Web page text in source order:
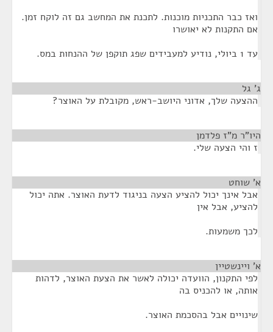
ואז כבר התכניות מוכנות. לתכנת את המחשב גם זה לוקח זמן.
אם התקנות לא יאושרו
עד 1 ביולי, נודיע למעבידים שפג תוקפן של ההנחות במס.
ג' גל
ההצעה שלך, אדוני היושב-ראש, מקובלת על האוצר?
היו"ר מ"ז פלדמן
ז והי הצעה שלי.
א' שוחט
אבל אינך יכול להציע הצעה בניגוד לדעת האוצר. אתה יכול
להציע, אבל אין
לכך משמעות.
א' ויינשטיין
לפי התקנון, הוועדה יכולה לאשר את הצעת האוצר, לדהות
אותה, או להכניס בה
שינויים אבל בהסכמת האוצר.